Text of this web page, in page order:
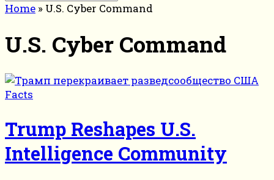
for:
Home » U.S. Cyber Command
U.S. Cyber Command
Facts
Trump Reshapes U.S.
Intelligence Community